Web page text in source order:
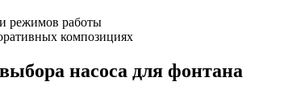
режимов работы
композициях
насоса для фонтана